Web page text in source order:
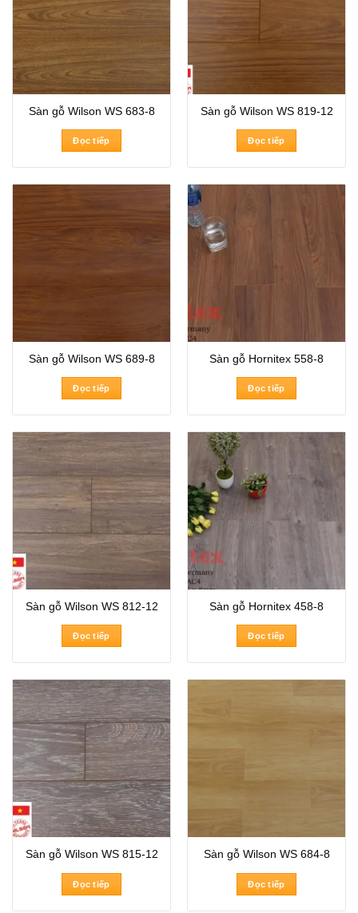
Sàn gỗ Wilson WS 683-8
Đọc tiếp
Sàn gỗ Wilson WS 819-12
Đọc tiếp
Sàn gỗ Wilson WS 689-8
Đọc tiếp
Sàn gỗ Hornitex 558-8
Đọc tiếp
Sàn gỗ Wilson WS 812-12
Đọc tiếp
Sàn gỗ Hornitex 458-8
Đọc tiếp
Sàn gỗ Wilson WS 815-12
Đọc tiếp
Sàn gỗ Wilson WS 684-8
Đọc tiếp